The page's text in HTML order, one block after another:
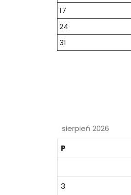
17
24
31
sierpień 2026
P
3